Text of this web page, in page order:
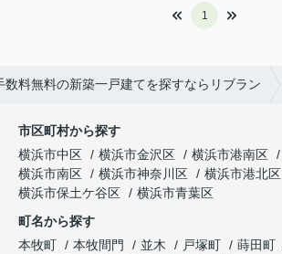
1
数料無料の新築一戸建てを探すならリブラン
市区町村から探す
横浜市中区
横浜市金沢区 横浜市港南区
横浜市南区
横浜市神奈川区 横浜市港北区
横浜市保土ケ谷区
横浜市青葉区
町名から探す
本牧町
本牧間門 並木 戸塚町 蒔田町